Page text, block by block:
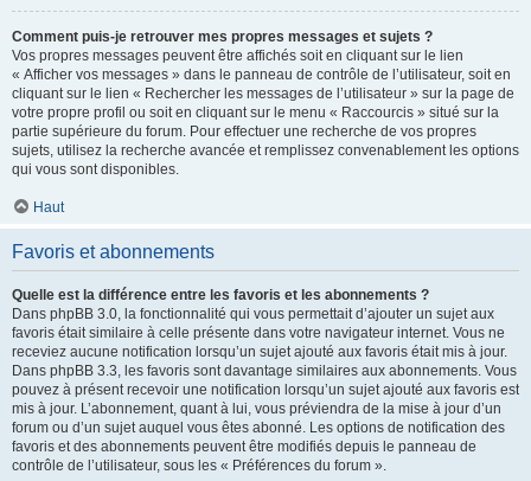
Comment puis-je retrouver mes propres messages et sujets ?
Vos propres messages peuvent être affichés soit en cliquant sur le lien
« Afficher vos messages » dans le panneau de contrôle de l’utilisateur, soit en
cliquant sur le lien « Rechercher les messages de l’utilisateur » sur la page de
votre propre profil ou soit en cliquant sur le menu « Raccourcis » situé sur la
partie supérieure du forum. Pour effectuer une recherche de vos propres
sujets, utilisez la recherche avancée et remplissez convenablement les options
qui vous sont disponibles.
Haut
Favoris et abonnements
Quelle est la différence entre les favoris et les abonnements ?
Dans phpBB 3.0, la fonctionnalité qui vous permettait d’ajouter un sujet aux
favoris était similaire à celle présente dans votre navigateur internet. Vous ne
receviez aucune notification lorsqu’un sujet ajouté aux favoris était mis à jour.
Dans phpBB 3.3, les favoris sont davantage similaires aux abonnements. Vous
pouvez à présent recevoir une notification lorsqu’un sujet ajouté aux favoris est
mis à jour. L’abonnement, quant à lui, vous préviendra de la mise à jour d’un
forum ou d’un sujet auquel vous êtes abonné. Les options de notification des
favoris et des abonnements peuvent être modifiés depuis le panneau de
contrôle de l’utilisateur, sous les « Préférences du forum ».